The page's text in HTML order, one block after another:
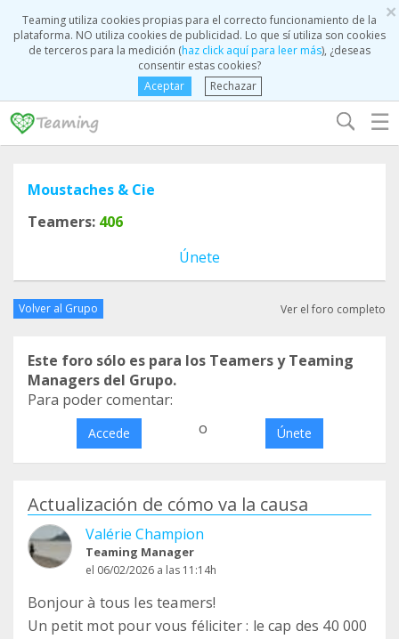
×
Teaming utiliza cookies propias para el correcto funcionamiento de la
plataforma. NO utiliza cookies de publicidad. Lo que sí utiliza son cookies
de terceros para la medición (haz click aquí para leer más), ¿deseas
consentir estas cookies?
Aceptar
Rechazar
☰
Moustaches & Cie
Teamers: 406
Únete
Volver al Grupo Ver el foro completo
Este foro sólo es para los Teamers y Teaming
Managers del Grupo.
Para poder comentar:
Accede o Únete
Actualización de cómo va la causa
Valérie Champion
Teaming Manager
el 06/02/2026 a las 11:14h
Bonjour à tous les teamers!
Un petit mot pour vous féliciter : le cap des 40 000